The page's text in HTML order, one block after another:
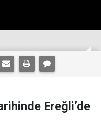
Ereğli’de